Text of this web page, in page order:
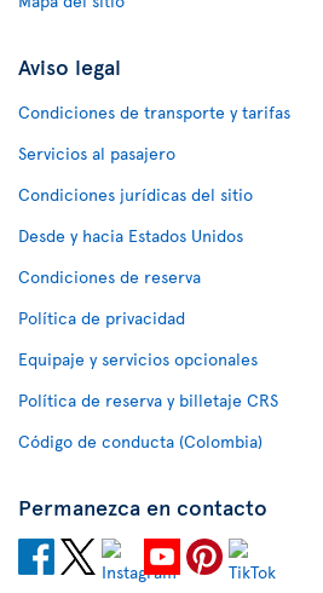
Aviso legal
Condiciones de transporte y tarifas
Servicios al pasajero
Condiciones jurídicas del sitio
Desde y hacia Estados Unidos
Condiciones de reserva
Política de privacidad
Equipaje y servicios opcionales
Política de reserva y billetaje CRS
Código de conducta (Colombia)
Permanezca en contacto